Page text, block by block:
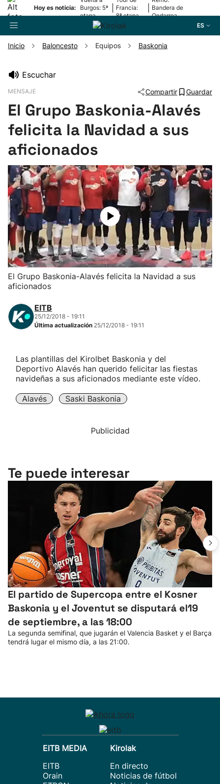
Hoy es noticia:
Burgos: 5ª
etapa
Francia:
8ª etapa
Bandera de
Ondarroa
ES
Pelota
Remo
Baloncesto
Ciclismo
Herri-kirolak
Balonmano
Kirolak 360
Atletismo
Más deportes
"Helmuga"
Inicio Baloncesto Equipos Baskonia
Escuchar
MENSAJE Compartir Guardar
El Grupo Baskonia-Alavés
felicita la Navidad a sus
aficionados
El Grupo Baskonia-Alavés felicita la Navidad a sus
aficionados
EITB
25/12/2018 - 19:11
Última actualización 25/12/2018 - 19:11
Las plantillas del Kirolbet Baskonia y del
Deportivo Alavés han querido felicitar las fiestas
navideñas a sus aficionados mediante este vídeo.
Alavés Saski Baskonia
Publicidad
Te puede interesar
El partido de Supercopa entre el Kosner
Baskonia y el Joventut se disputará el19
de septiembre, a las 18:00
La segunda semifinal, que jugarán el Valencia Basket y el Barça
tendrá lugar el mismo día, a las 21:00.
EITB MEDIA
EITB
Orain
Kirolak
En directo
Noticias de fútbol